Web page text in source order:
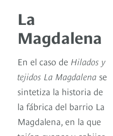
La
Magdalena
En el caso de Hilados y
tejidos La Magdalena se
sintetiza la historia de
la fábrica del barrio La
Magdalena, en la que